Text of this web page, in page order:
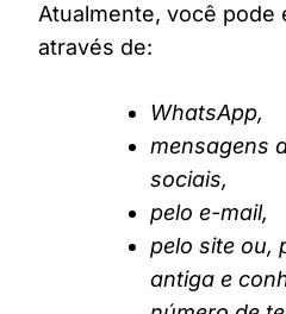
Atualmente, você pode
através de:
WhatsApp,
mensagens
sociais,
pelo e-mail,
pelo site ou,
antiga e